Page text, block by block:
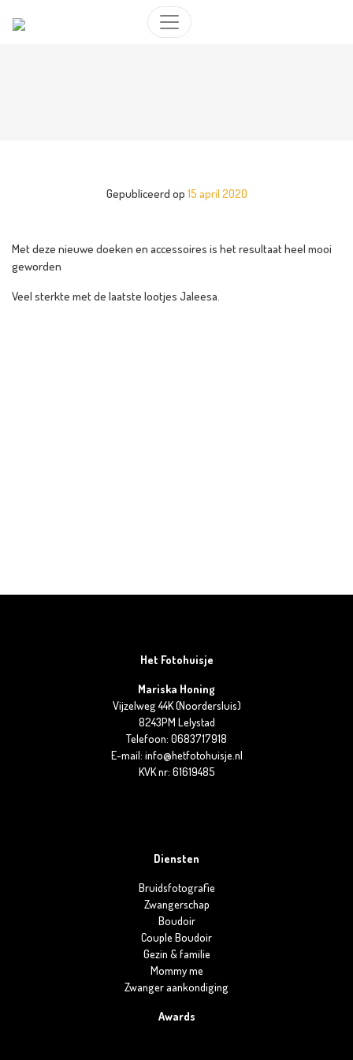
Gepubliceerd op 15 april 2020
Met deze nieuwe doeken en accessoires is het resultaat heel mooi
geworden
Veel sterkte met de laatste lootjes Jaleesa.
Het Fotohuisje
Mariska Honing
Vijzelweg 44K (Noordersluis)
8243PM Lelystad
Telefoon: 0683717918
E-mail: info@hetfotohuisje.nl
KVK nr: 61619485
Diensten
Bruidsfotografie
Zwangerschap
Boudoir
Couple Boudoir
Gezin & familie
Mommy me
Zwanger aankondiging
Awards